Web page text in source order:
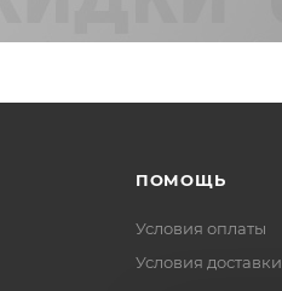
ПОМОЩЬ
Условия оплаты
Условия доставки